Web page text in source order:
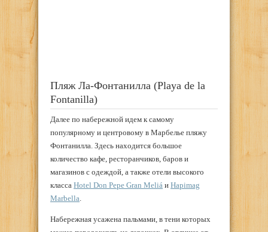
Пляж Ла-Фонтанилла (Playa de la
Fontanilla)
Далее по набережной идем к самому
популярному и центровому в Марбелье пляжу
Фонтанилла. Здесь находится большое
количество кафе, ресторанчиков, баров и
магазинов с одеждой, а также отели высокого
класса Hotel Don Pepe Gran Meliá и Hapimag
Marbella
Набережная усажена пальмами, в тени которых